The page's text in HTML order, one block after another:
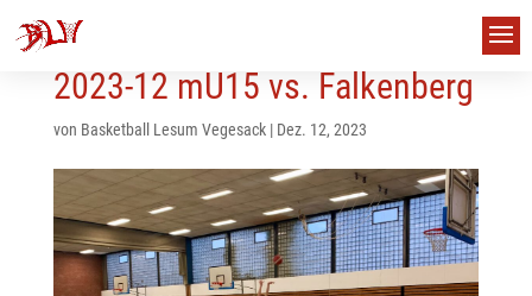
2023-12 mU15 vs. Falkenberg
von Basketball Lesum Vegesack| Dez. 12, 2023